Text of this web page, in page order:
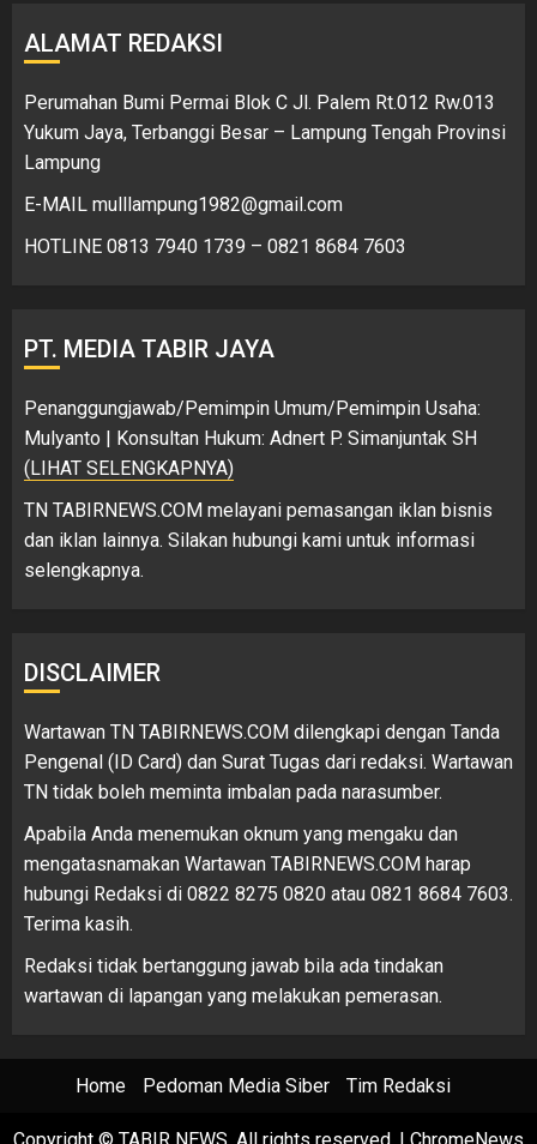
ALAMAT REDAKSI
Perumahan Bumi Permai Blok C Jl. Palem Rt.012 Rw.013
Yukum Jaya, Terbanggi Besar – Lampung Tengah Provinsi
Lampung
E-MAIL mulllampung1982@gmail.com
HOTLINE 0813 7940 1739 – 0821 8684 7603
PT. MEDIA TABIR JAYA
Penanggungjawab/Pemimpin Umum/Pemimpin Usaha:
Mulyanto | Konsultan Hukum: Adnert P. Simanjuntak SH
(LIHAT SELENGKAPNYA)
TN TABIRNEWS.COM melayani pemasangan iklan bisnis
dan iklan lainnya. Silakan hubungi kami untuk informasi
selengkapnya.
DISCLAIMER
Wartawan TN TABIRNEWS.COM dilengkapi dengan Tanda
Pengenal (ID Card) dan Surat Tugas dari redaksi. Wartawan
TN tidak boleh meminta imbalan pada narasumber.
Apabila Anda menemukan oknum yang mengaku dan
mengatasnamakan Wartawan TABIRNEWS.COM harap
hubungi Redaksi di 0822 8275 0820 atau 0821 8684 7603.
Terima kasih.
Redaksi tidak bertanggung jawab bila ada tindakan
wartawan di lapangan yang melakukan pemerasan.
Home Pedoman Media Siber Tim Redaksi
Copyright © TABIR NEWS. All rights reserved. | ChromeNews